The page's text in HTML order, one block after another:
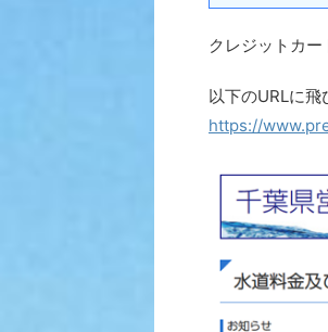
クレジットカー
以下のURLに飛
https://